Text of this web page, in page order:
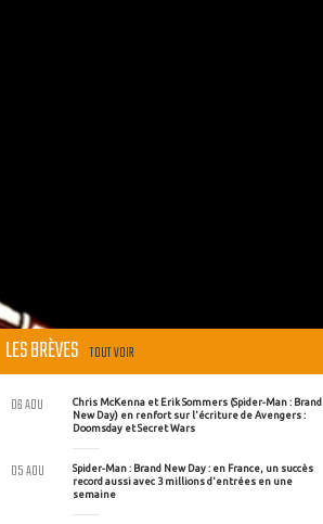
LES BRÈVES TOUT VOIR
Chris McKenna et Erik Sommers (Spider-Man : Brand
New Day) en renfort sur l'écriture de Avengers :
Doomsday et Secret Wars
06 AOU
Spider-Man : Brand New Day : en France, un succès
record aussi avec 3 millions d'entrées en une
semaine
05 AOU